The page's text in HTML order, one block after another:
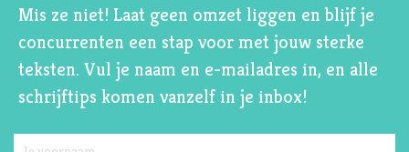
Mis ze niet! Laat geen omzet liggen en blijf je
concurrenten een stap voor met jouw sterke
teksten. Vul je naam en e-mailadres in, en alle
schrijftips komen vanzelf in je inbox!